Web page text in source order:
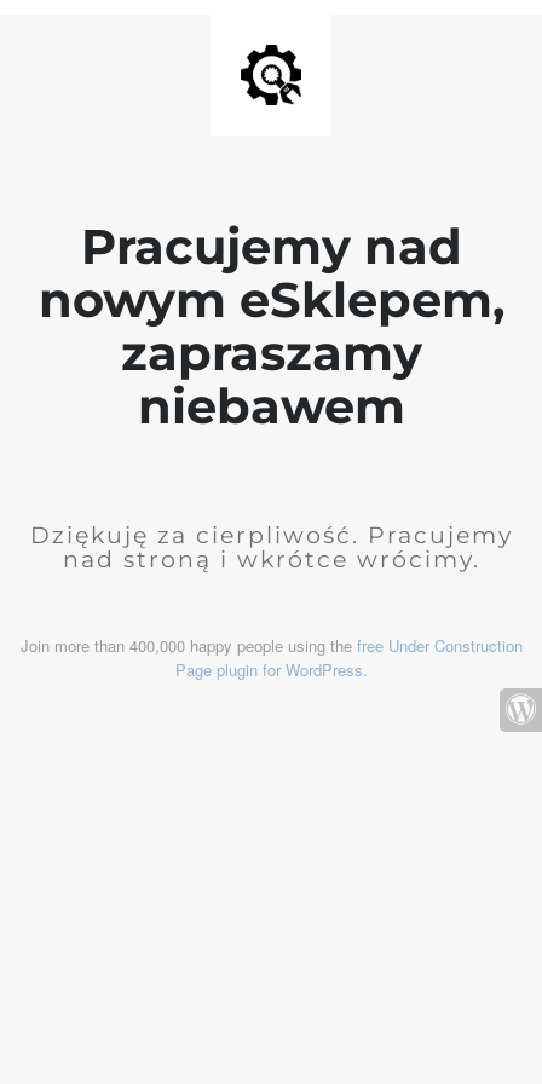
Pracujemy nad
nowym eSklepem,
zapraszamy
niebawem
Dziękuję za cierpliwość. Pracujemy
nad stroną i wkrótce wrócimy.
Join more than 400,000 happy people using the free Under Construction
Page plugin for WordPress.